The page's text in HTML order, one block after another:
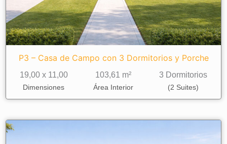
P3 – Casa de Campo con 3 Dormitorios y Porche
19,00 x 11,00
Dimensiones
103,61 m²
Área Interior
3 Dormitorios
(2 Suites)